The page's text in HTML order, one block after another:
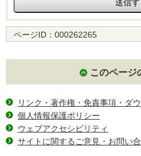
ページID： 000262265
このページ
リンク・著作権・免責事項・ダ
個人情報保護ポリシー
ウェブアクセシビリティ
サイトに関するご意見・お問い